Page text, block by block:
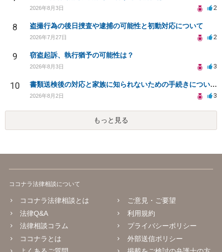
2026年8月3日 2
8 盗撮行為の後日捜査や逮捕の可能性と初動対応について
2026年7月27日 2
9 窃盗起訴、執行猶予の可能性は？
2026年8月3日 3
10 書類送検後の対応と家族に知られないための手続きについて相談
2026年8月2日 3
もっと見る
ココナラ法律相談について
ココナラ法律相談とは
法律Q&A
法律相談コラム
ココナラとは
ご意見・ご要望
利用規約
プライバシーポリシー
外部送信ポリシー